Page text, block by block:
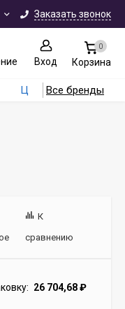
Заказать звонок
Вход
0
Корзина
Ц Все бренды
К
сравнению
26 704,68₽